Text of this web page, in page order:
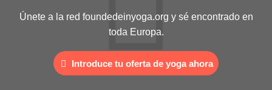
Únete a la red foundedeinyoga.org y sé encontrado en
toda Europa.
Introduce tu oferta de yoga ahora